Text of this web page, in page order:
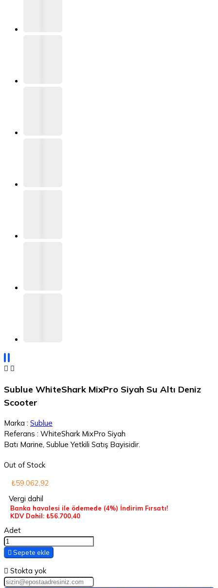
 
Sublue WhiteShark MixPro Siyah Su Altı Deniz
Scooter
Marka : Sublue
Referans : WhiteShark MixPro Siyah
Batı Marine, Sublue Yetkili Satış Bayisidir.
Out of Stock
₺59.062,92
Vergi dahil
Banka havalesi ile ödemede (4%) İndirim Fırsatı!
KDV Dahil: ₺56.700,40
Adet
 Sepete ekle
 Stokta yok